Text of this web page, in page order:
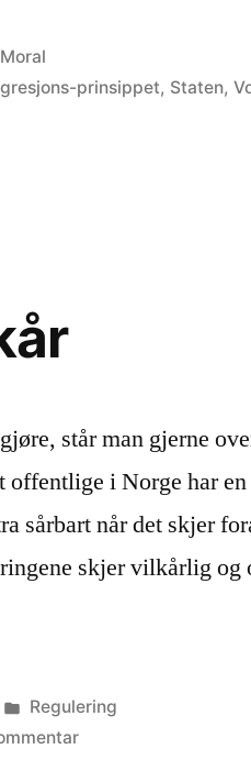
Publisert
Moral
prinsippet, Staten,
står man gjerne
i Norge har
sårbart når det skjer
skjer vilkårlig og
Publisert
i
Regulering
til